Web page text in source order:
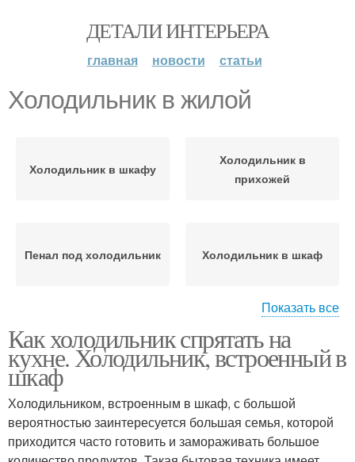
ДЕТАЛИ ИНТЕРЬЕРА
главная новости статьи
Холодильник в жилой
Холодильник в шкафу
Холодильник в
прихожей
Пенал под холодильник Холодильник в шкаф
коридоре
Показать все
Как холодильник спрятать на
кухне. Холодильник, встроенный в
шкаф
Холодильником, встроенным в шкаф, с большой
вероятностью заинтересуется большая семья, которой
приходится часто готовить и замораживать большое